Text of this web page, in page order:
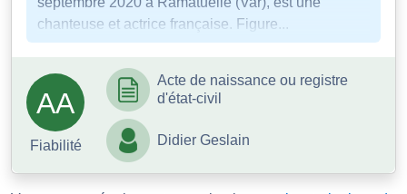
chanteuse et actrice française. Figure...
AA
Fiabilité
Acte de naissance ou registre
d'état-civil
Didier Geslain